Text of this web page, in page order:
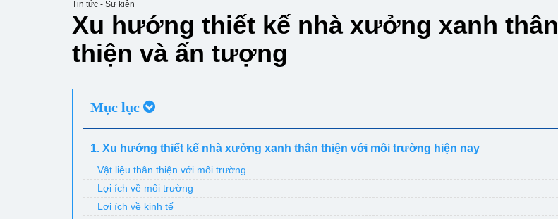
Tin tức - Sự kiện
Xu hướng thiết kế nhà xưởng xanh thân
thiện và ấn tượng
Mục lục
1. Xu hướng thiết kế nhà xưởng xanh thân thiện với môi trường hiện nay
Vật liệu thân thiện với môi trường
Lợi ích về môi trường
Lợi ích về kinh tế